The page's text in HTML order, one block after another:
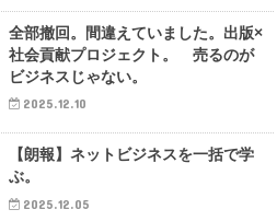
全部撤回。間違えていました。出版×
社会貢献プロジェクト。 売るのが
ビジネスじゃない。
2025.12.10
【朗報】ネットビジネスを一括で学
ぶ。
2025.12.05